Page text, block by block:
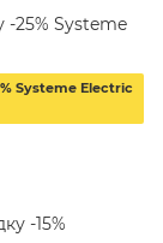
-25% Systeme
Systeme Electric
-15%